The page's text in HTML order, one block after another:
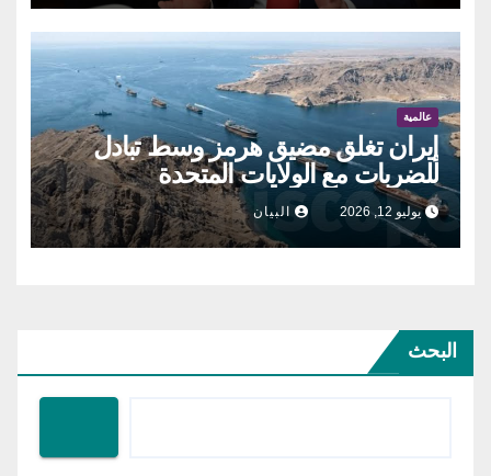
عالمية
إيران تغلق مضيق هرمز وسط تبادل
للضربات مع الولايات المتحدة
يوليو 12, 2026 البيان
البحث